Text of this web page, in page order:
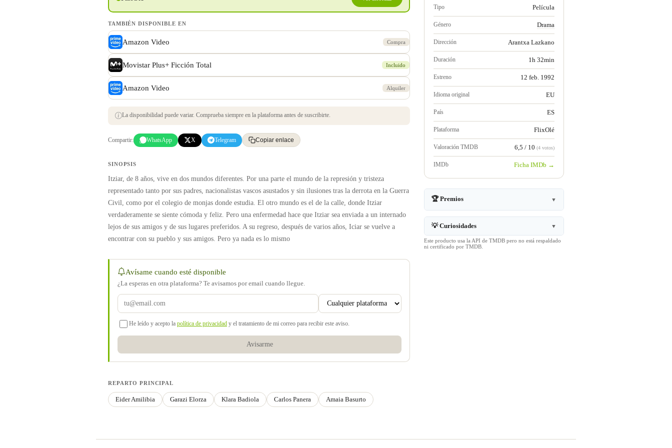
TAMBIÉN DISPONIBLE EN
Amazon Video Compra
Movistar Plus+ Ficción Total Incluido
Amazon Video Alquiler
La disponibilidad puede variar. Comprueba siempre en la plataforma antes de suscribirte.
Compartir: WhatsApp X Telegram Copiar enlace
SINOPSIS
Itziar, de 8 años, vive en dos mundos diferentes. Por una parte el mundo de la represión y tristeza
representado tanto por sus padres, nacionalistas vascos asustados y sin ilusiones tras la derrota en la Guerra
Civil, como por el colegio de monjas donde estudia. El otro mundo es el de la calle, donde Itziar
verdaderamente se siente cómoda y feliz. Pero una enfermedad hace que Itziar sea enviada a un internado
lejos de sus amigos y de sus lugares preferidos. A su regreso, después de varios años, Iciar se vuelve a
encontrar con su pueblo y sus amigos. Pero ya nada es lo mismo
Avísame cuando esté disponible
¿La esperas en otra plataforma? Te avisamos por email cuando llegue.
He leído y acepto la política de privacidad y el tratamiento de mi correo para recibir este aviso.
Avisarme
REPARTO PRINCIPAL
Eider Amilibia Garazi Elorza Klara Badiola Carlos Panera Amaia Basurto
Tipo Película
Género Drama
Dirección Arantxa Lazkano
Duración 1h 32min
Estreno 12 feb. 1992
Idioma original EU
País ES
Plataforma FlixOlé
Valoración TMDB 6,5 / 10 (4 votos)
IMDb Ficha IMDb →
🏆 Premios ▼
💡 Curiosidades ▼
Este producto usa la API de TMDB pero no está respaldado
ni certificado por TMDB.